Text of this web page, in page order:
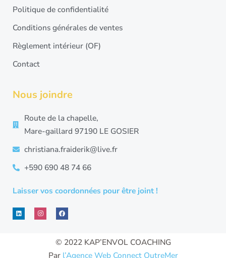
Politique de confidentialité
Conditions générales de ventes
Règlement intérieur (OF)
Contact
Nous joindre
Route de la chapelle,
Mare-gaillard 97190 LE GOSIER
christiana.fraiderik@live.fr
+590 690 48 74 66
Laisser vos coordonnées pour être joint !
L
i
n
I
n
s
F
a
c
o
o
k
© 2022 KAP’ENVOL COACHING
Par l’Agence Web Connect OutreMer